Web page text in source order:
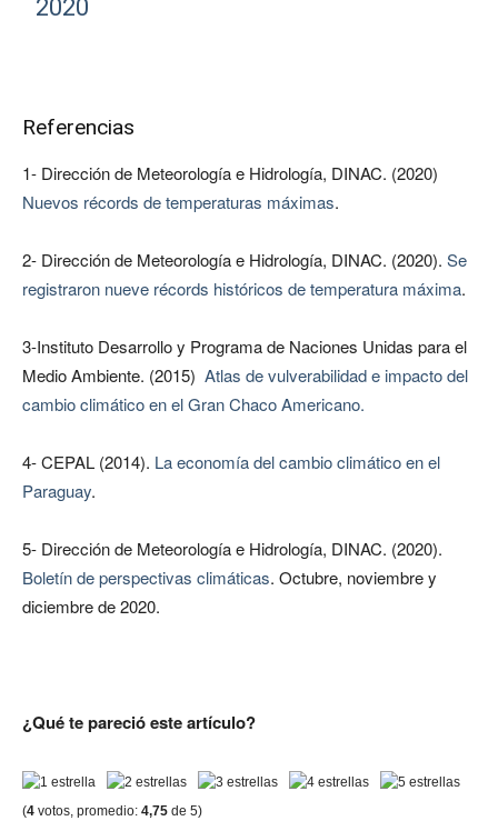
2020
Referencias
1- Dirección de Meteorología e Hidrología, DINAC. (2020)
Nuevos récords de temperaturas máximas.
2- Dirección de Meteorología e Hidrología, DINAC. (2020). Se
registraron nueve récords históricos de temperatura máxima.
3-Instituto Desarrollo y Programa de Naciones Unidas para el
Medio Ambiente. (2015) Atlas de vulverabilidad e impacto del
cambio climático en el Gran Chaco Americano.
4- CEPAL (2014). La economía del cambio climático en el
Paraguay.
5- Dirección de Meteorología e Hidrología, DINAC. (2020).
Boletín de perspectivas climáticas. Octubre, noviembre y
diciembre de 2020.
¿Qué te pareció este artículo?
(4 votos, promedio: 4,75 de 5)